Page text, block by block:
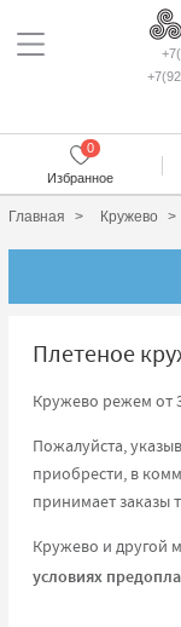
Избранное
0
Главная Кружево
Плетеное
Кружево режем от
Пожалуйста,
приобрести, в
принимает заказы
Кружево и другой
условиях